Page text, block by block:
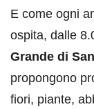
E come ogni
ospita, dalle
Grande di
propongono
fiori, piante,